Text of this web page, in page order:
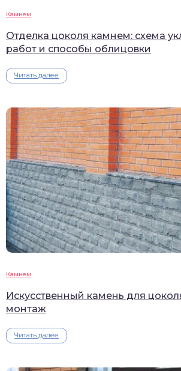
Камнем
Отделка цоколя камнем: схема
работ и способы облицовки
Читать далее
Камнем
Искусственный камень для
монтаж
Читать далее